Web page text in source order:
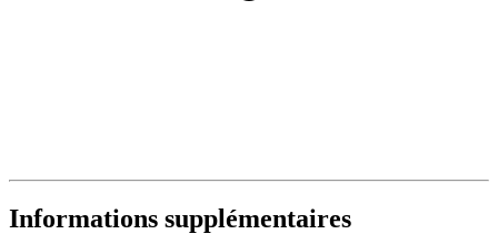
Informations supplémentaires